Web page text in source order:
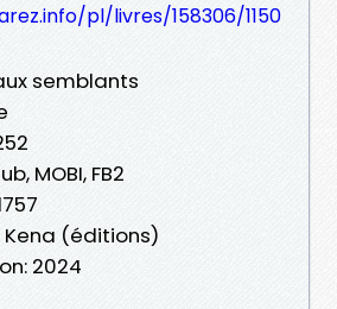
pl/livres/158306/1150
semblants
MOBI, FB2
Kena (éditions)
2024